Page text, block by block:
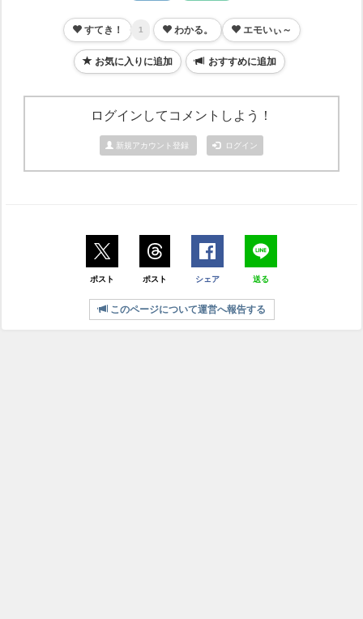
すてき！ 1 わかる。 エモいぃ～
お気に入りに追加 おすすめに追加
ログインしてコメントしよう！
新規アカウント登録 ログイン
ポスト ポスト シェア 送る
このページについて運営へ報告する